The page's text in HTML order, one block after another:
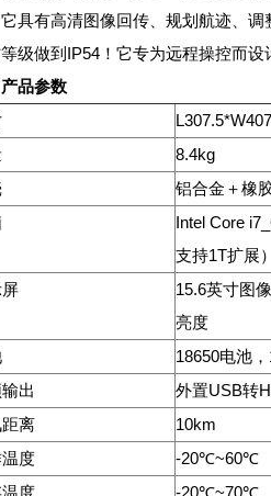
具有高清图像回传、规划航迹、
级做到IP54！它专为远程操控而
产品参数
8.4kg
铝合金＋橡
Intel Core
支持1T扩展）
15.6英寸图
亮度
18650电池
出
外置USB转
离
10km
度
-20℃~60℃
度
-20℃~70℃